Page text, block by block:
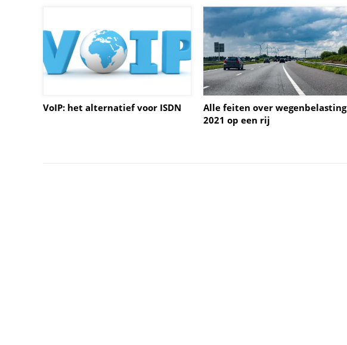
VoIP: het alternatief voor ISDN
Alle feiten over wegenbelasting
2021 op een rij